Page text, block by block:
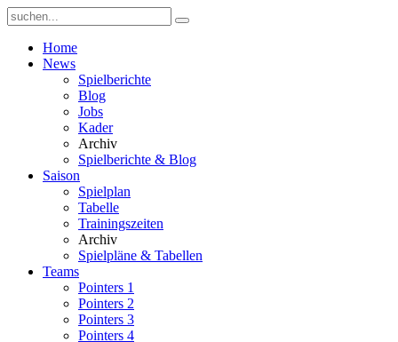
Home
News
Spielberichte
Blog
Jobs
Kader
Archiv
Spielberichte & Blog
Saison
Spielplan
Tabelle
Trainingszeiten
Archiv
Spielpläne & Tabellen
Teams
Pointers 1
Pointers 2
Pointers 3
Pointers 4